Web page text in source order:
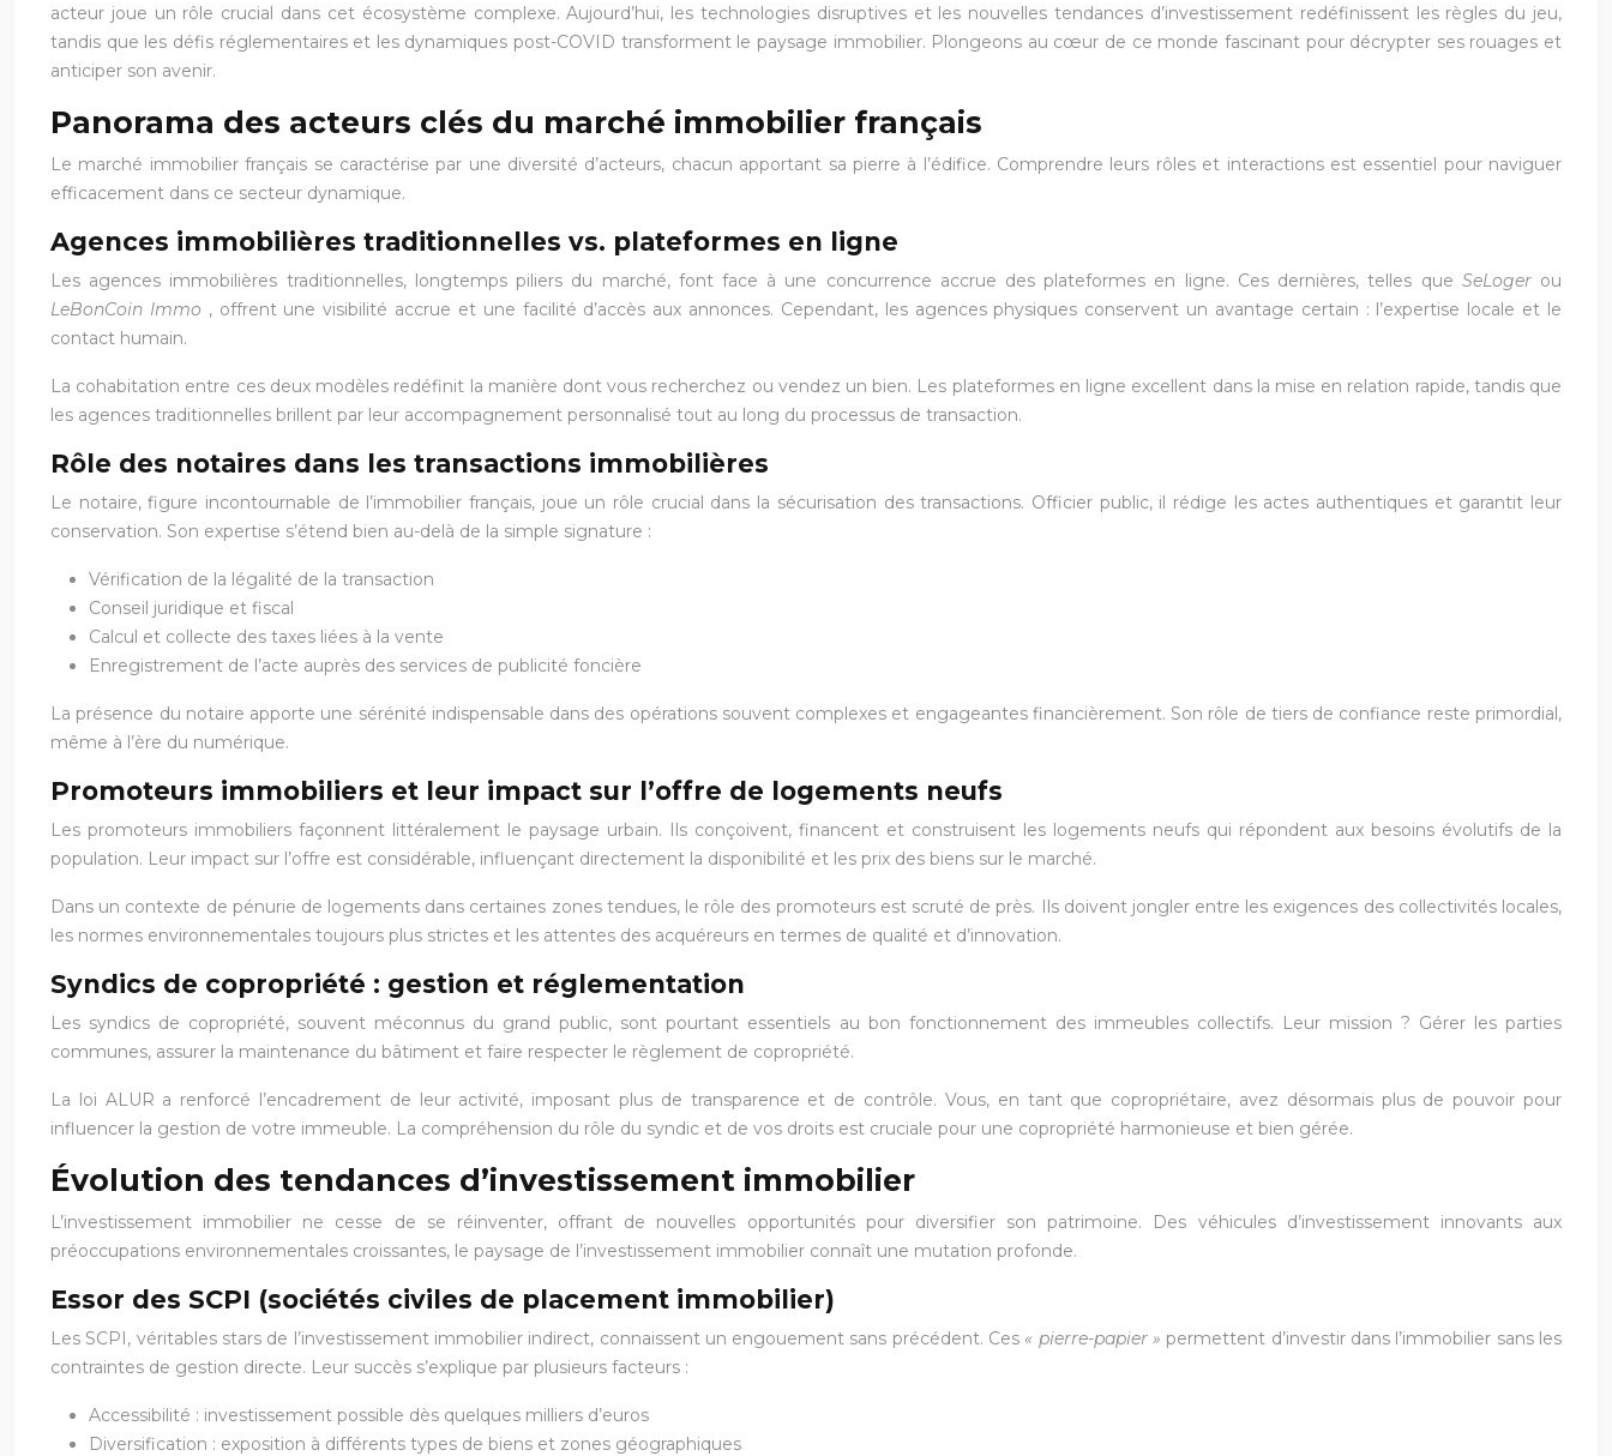
acteur joue un rôle crucial dans cet écosystème complexe. Aujourd’hui, les technologies disruptives et les nouvelles tendances d’investissement redéfinissent les règles du jeu,
tandis que les défis réglementaires et les dynamiques post-COVID transforment le paysage immobilier. Plongeons au cœur de ce monde fascinant pour décrypter ses rouages et
anticiper son avenir.
Panorama des acteurs clés du marché immobilier français
Le marché immobilier français se caractérise par une diversité d’acteurs, chacun apportant sa pierre à l’édifice. Comprendre leurs rôles et interactions est essentiel pour naviguer
efficacement dans ce secteur dynamique.
Agences immobilières traditionnelles vs. plateformes en ligne
Les agences immobilières traditionnelles, longtemps piliers du marché, font face à une concurrence accrue des plateformes en ligne. Ces dernières, telles que SeLoger ou
LeBonCoin Immo , offrent une visibilité accrue et une facilité d’accès aux annonces. Cependant, les agences physiques conservent un avantage certain : l’expertise locale et le
contact humain.
La cohabitation entre ces deux modèles redéfinit la manière dont vous recherchez ou vendez un bien. Les plateformes en ligne excellent dans la mise en relation rapide, tandis que
les agences traditionnelles brillent par leur accompagnement personnalisé tout au long du processus de transaction.
Rôle des notaires dans les transactions immobilières
Le notaire, figure incontournable de l’immobilier français, joue un rôle crucial dans la sécurisation des transactions. Officier public, il rédige les actes authentiques et garantit leur
conservation. Son expertise s’étend bien au-delà de la simple signature :
Vérification de la légalité de la transaction
Conseil juridique et fiscal
Calcul et collecte des taxes liées à la vente
Enregistrement de l’acte auprès des services de publicité foncière
La présence du notaire apporte une sérénité indispensable dans des opérations souvent complexes et engageantes financièrement. Son rôle de tiers de confiance reste primordial,
même à l’ère du numérique.
Promoteurs immobiliers et leur impact sur l’offre de logements neufs
Les promoteurs immobiliers façonnent littéralement le paysage urbain. Ils conçoivent, financent et construisent les logements neufs qui répondent aux besoins évolutifs de la
population. Leur impact sur l’offre est considérable, influençant directement la disponibilité et les prix des biens sur le marché.
Dans un contexte de pénurie de logements dans certaines zones tendues, le rôle des promoteurs est scruté de près. Ils doivent jongler entre les exigences des collectivités locales,
les normes environnementales toujours plus strictes et les attentes des acquéreurs en termes de qualité et d’innovation.
Syndics de copropriété : gestion et réglementation
Les syndics de copropriété, souvent méconnus du grand public, sont pourtant essentiels au bon fonctionnement des immeubles collectifs. Leur mission ? Gérer les parties
communes, assurer la maintenance du bâtiment et faire respecter le règlement de copropriété.
La loi ALUR a renforcé l’encadrement de leur activité, imposant plus de transparence et de contrôle. Vous, en tant que copropriétaire, avez désormais plus de pouvoir pour
influencer la gestion de votre immeuble. La compréhension du rôle du syndic et de vos droits est cruciale pour une copropriété harmonieuse et bien gérée.
Évolution des tendances d’investissement immobilier
L’investissement immobilier ne cesse de se réinventer, offrant de nouvelles opportunités pour diversifier son patrimoine. Des véhicules d’investissement innovants aux
préoccupations environnementales croissantes, le paysage de l’investissement immobilier connaît une mutation profonde.
Essor des SCPI (sociétés civiles de placement immobilier)
Les SCPI, véritables stars de l’investissement immobilier indirect, connaissent un engouement sans précédent. Ces « pierre-papier » permettent d’investir dans l’immobilier sans les
contraintes de gestion directe. Leur succès s’explique par plusieurs facteurs :
Accessibilité : investissement possible dès quelques milliers d’euros
Diversification : exposition à différents types de biens et zones géographiques